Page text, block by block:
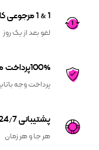
1 & 1 مرجوعی کالا
لغو بعد از یک روز
100%پرداخت مطمئن
پرداخت وجه
پشتیبانی 24/7 اختصاصی
هر جا و هر زمان